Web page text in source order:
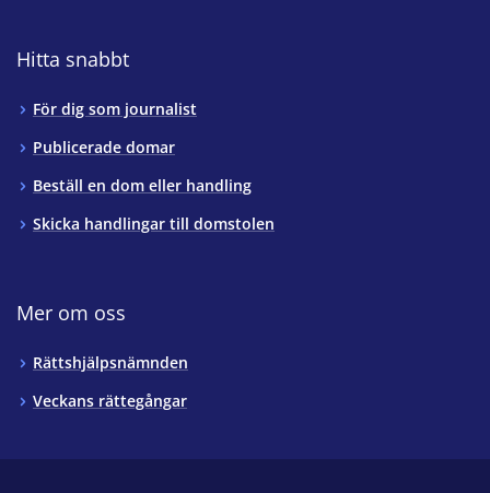
Hitta snabbt
För dig som journalist
Publicerade domar
Beställ en dom eller handling
Skicka handlingar till domstolen
Mer om oss
Rättshjälpsnämnden
Veckans rättegångar